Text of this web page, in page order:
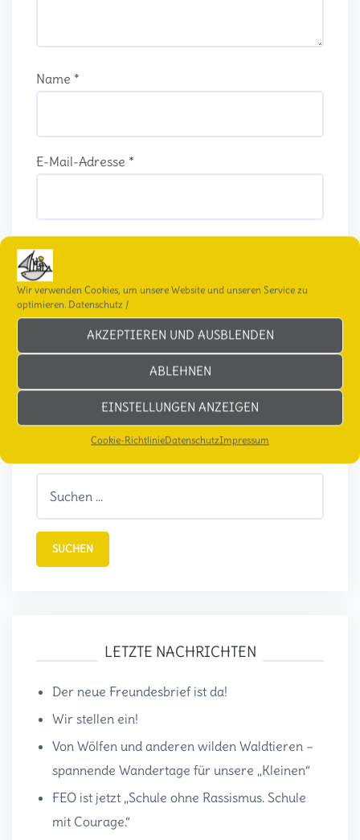
Wir verwenden Cookies, um unsere Website und unseren Service zu
optimieren. Datenschutz /
AKZEPTIEREN UND AUSBLENDEN
ABLEHNEN
EINSTELLUNGEN ANZEIGEN
Cookie-RichtlinieDatenschutzImpressum
Name *
E-Mail-Adresse *
SUCHE IN ALLEN BEITRÄGEN:
LETZTE NACHRICHTEN
Der neue Freundesbrief ist da!
Wir stellen ein!
Von Wölfen und anderen wilden Waldtieren –
spannende Wandertage für unsere „Kleinen“
FEO ist jetzt „Schule ohne Rassismus. Schule
mit Courage.“